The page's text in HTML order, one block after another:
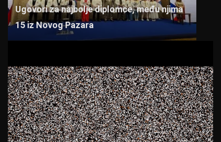
Ugovori za najbolje diplomce, među njima
15 iz Novog Pazara